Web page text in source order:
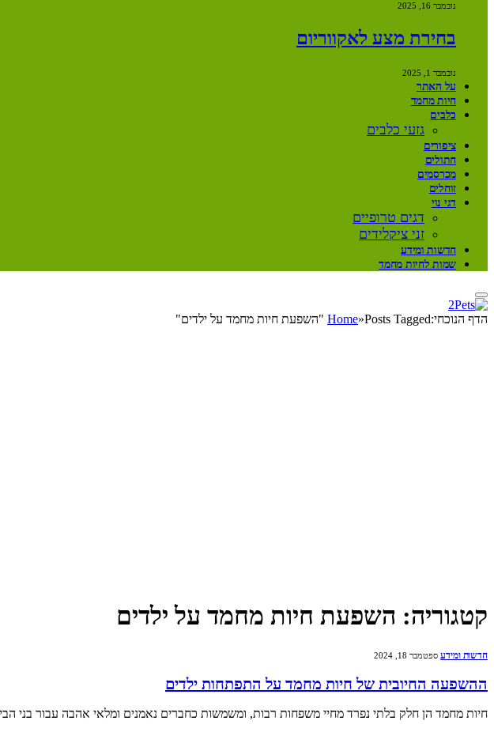
נובמבר 16, 2025
בחירת מצע לאקווריום
נובמבר 1, 2025
על האתר
חיות מחמד
כלבים
גזעי כלבים
ציפורים
חתולים
מכרסמים
זוחלים
דגי נוי
דגים טרופיים
זני ציקלידים
חדשות ומידע
שמות לחיות מחמד
הדף הנוכחי: Home»Posts Tagged "השפעת חיות מחמד על ילדים"
קטגוריה: השפעת חיות מחמד על ילדים
חדשות ומידע ספטמבר 18, 2024
ההשפעה החיובית של חיות מחמד על התפתחות ילדים
חיות מחמד הן חלק בלתי נפרד מחיי משפחות רבות, ומשמשות כחברים נאמנים ומלאי אהבה עבור בני